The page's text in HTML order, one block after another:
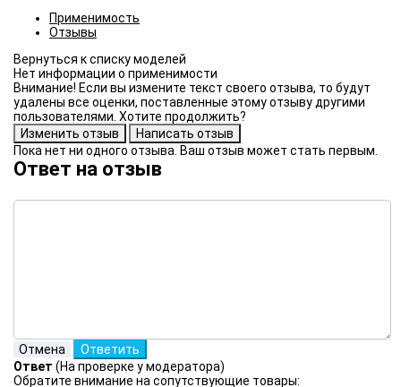
Применимость
Отзывы
Нет информации о применимости
Внимание! Если вы измените текст своего отзыва, то будут
удалены все оценки, поставленные этому отзыву другими
пользователями. Хотите продолжить?
Пока нет ни одного отзыва. Ваш отзыв может стать первым.
Ответ на отзыв
Ответ (На проверке у модератора)
Обратите внимание на сопутствующие товары: